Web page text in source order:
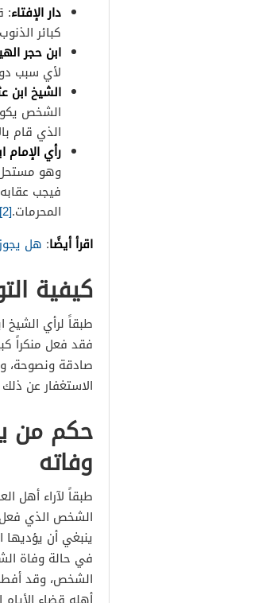
دار الإفتاء:
كبائر
ابن حجر
لأي سبب
الشيخ ابن
الشخص
الذي قام
رأي الإمام
وهو مستحل
فيجب
المحرمات.[2]
اقرأ أيضًا: هل
كيفية
طبقاً لرأي
فقد فعل منكراً
صادقة ونصوحة،
الاستغفار عن
حكم من
وفاته
طبقاً لآراء أهل
الشخص الذي فعل
ينبغي أن
في حالة وفاة
الشخص، وقد